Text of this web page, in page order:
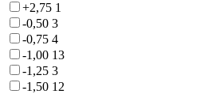
+2,75 1
-0,50 3
-0,75 4
-1,00 13
-1,25 3
-1,50 12